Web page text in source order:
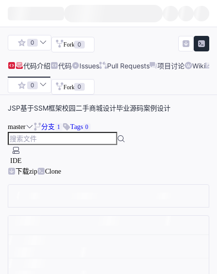
0 Fork 0
代码介绍 代码 Issues Pull Requests 项目讨论 Wiki
0 Fork 0
JSP基于SSM框架校园二手商城设计毕业源码案例设计
master 分支 1 Tags 0
IDE
下载zip
Clone